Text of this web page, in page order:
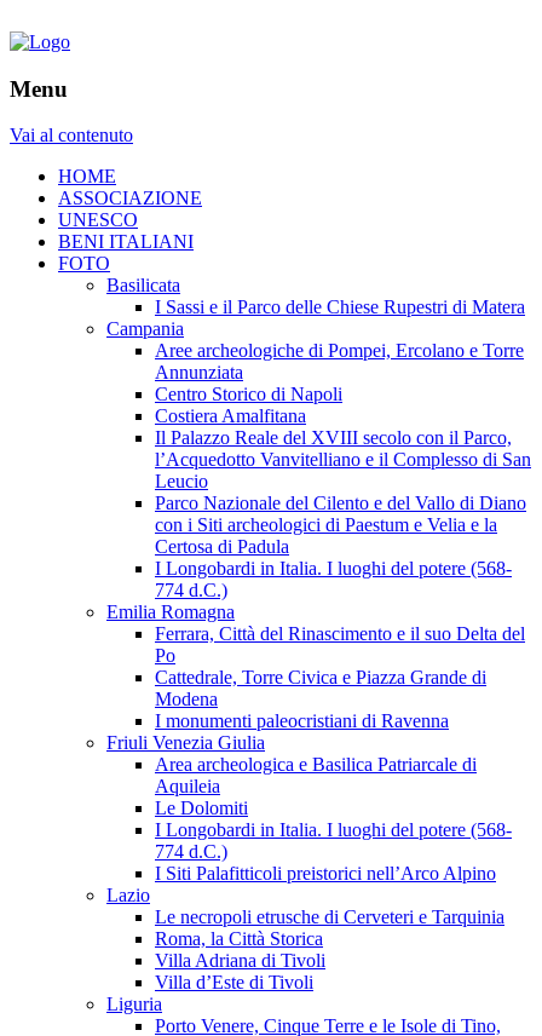
Menu
Vai al contenuto
HOME
ASSOCIAZIONE
UNESCO
BENI ITALIANI
FOTO
Basilicata
I Sassi e il Parco delle Chiese Rupestri di Matera
Campania
Aree archeologiche di Pompei, Ercolano e Torre
Annunziata
Centro Storico di Napoli
Costiera Amalfitana
Il Palazzo Reale del XVIII secolo con il Parco,
l’Acquedotto Vanvitelliano e il Complesso di San
Leucio
Parco Nazionale del Cilento e del Vallo di Diano
con i Siti archeologici di Paestum e Velia e la
Certosa di Padula
I Longobardi in Italia. I luoghi del potere (568-
774 d.C.)
Emilia Romagna
Ferrara, Città del Rinascimento e il suo Delta del
Po
Cattedrale, Torre Civica e Piazza Grande di
Modena
I monumenti paleocristiani di Ravenna
Friuli Venezia Giulia
Area archeologica e Basilica Patriarcale di
Aquileia
Le Dolomiti
I Longobardi in Italia. I luoghi del potere (568-
774 d.C.)
I Siti Palafitticoli preistorici nell’Arco Alpino
Lazio
Le necropoli etrusche di Cerveteri e Tarquinia
Roma, la Città Storica
Villa Adriana di Tivoli
Villa d’Este di Tivoli
Liguria
Porto Venere, Cinque Terre e le Isole di Tino,